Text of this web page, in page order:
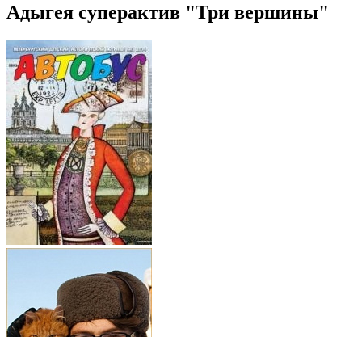
Адыгея суперактив "Три вершины"